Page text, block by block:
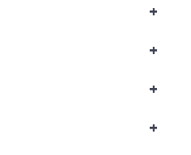
+
+
+
+